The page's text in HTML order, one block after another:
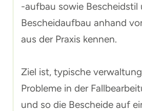
-aufbau sowie Bescheidstil
Bescheidaufbau anhand
aus der Praxis kennen.
Ziel ist, typische
Probleme in der
und so die Bescheide auf